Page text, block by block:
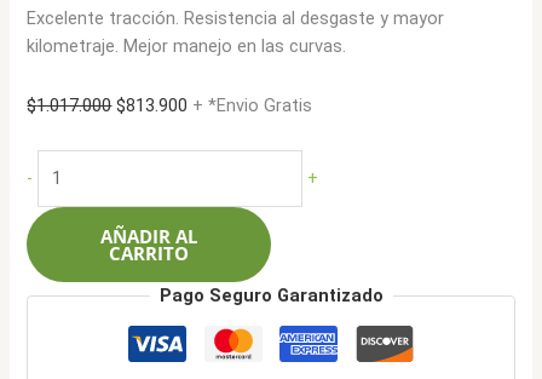
Excelente tracción. Resistencia al desgaste y mayor
kilometraje. Mejor manejo en las curvas.
$1.017.000El
$813.900 El
$813.900.
+ *Envio Gratis
-
LT245/75R17
120Q
X-
Terrain
+
AÑADIR AL
CARRITO
Pago Seguro Garantizado